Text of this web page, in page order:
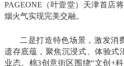
PAGEONE（叶壹堂）天津首店
烟火气实现完美交融。
二是打造特色场景，激发消
遗存底蕴，聚焦沉浸式、体验式
业态。棉3创意街区围绕“文创+